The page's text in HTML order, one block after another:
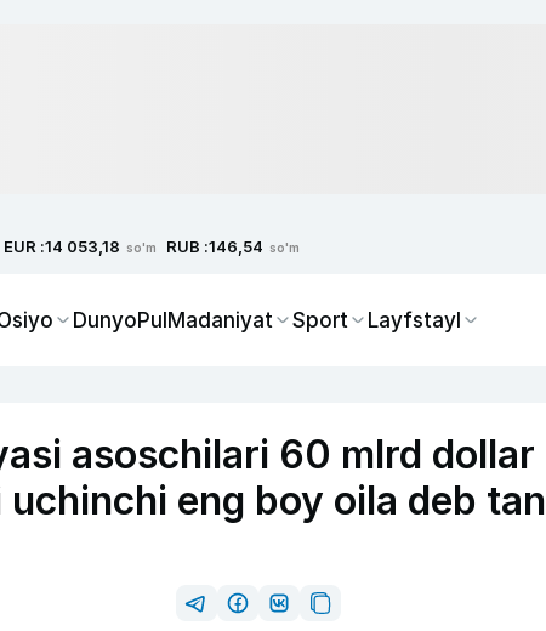
EUR :14 053,18 so'm RUB :146,54 so'm
DunyoPulMadaniyat Sport Layfstayl
asoschilari 60 mlrd dollar
eng boy oila deb tan